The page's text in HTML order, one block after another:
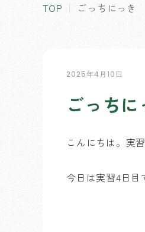
TOP ごっちにっき
2025年4月10日
ごっち
こんにちは。実
今日は実習4日目